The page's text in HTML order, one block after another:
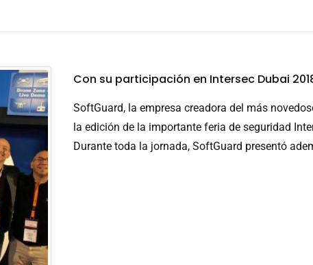
Con su participación en Intersec Dubai
SoftGuard, la empresa creadora del más
la edición de la importante feria de seguridad
Durante toda la jornada, SoftGuard presentó